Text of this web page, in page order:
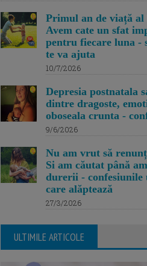
Primul an de viață al
Avem cate un sfat
pentru fiecare luna -
te va ajuta
10/7/2026
Depresia postnatala
dintre dragoste,
oboseala crunta -
9/6/2026
Nu am vrut să
Si am căutat până
durerii - confesiunile
care alăptează
27/3/2026
ULTIMILE ARTICOLE